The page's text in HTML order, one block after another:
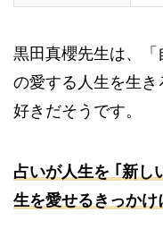
黒田真櫻先生は、
の愛する人生を生
好きだそうです。
占いが人生を ｢新し
生を愛せるきっかけ